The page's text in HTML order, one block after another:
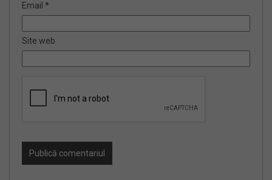
Email *
Site web